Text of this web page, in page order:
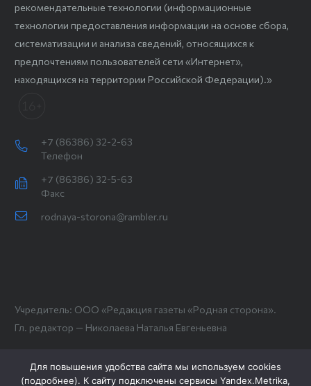
рекомендательные технологии (информационные
технологии предоставления информации на основе сбора,
систематизации и анализа сведений, относящихся к
предпочтениям пользователей сети «Интернет»,
находящихся на территории Российской Федерации).»
+7 (86386) 32-2-63
Телефон
+7 (86386) 32-5-63
Факс
rodnaya-storona@rambler.ru
Учредитель: ООО «Редакция газеты «Родная сторона».
Гл. редактор — Николаева Наталья Евгеньевна
Для повышения удобства сайта мы используем cookies
(подробнее). К сайту подключены сервисы Yandex.Metrika,